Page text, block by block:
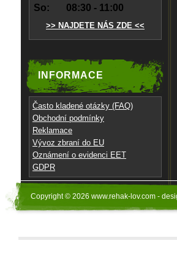
So:
08:30 - 11:00
>> NAJDETE NÁS ZDE <<
INFORMACE
Často kladené otázky (FAQ)
Obchodní podmínky
Reklamace
Vývoz zbraní do EU
Oznámení o evidenci EET
GDPR
Copyright © 2026 www.rehak-lov.com -